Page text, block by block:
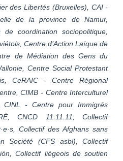
des Libertés (Bruxelles), CAI -
de la province de Namur,
coordination sociopolitique,
Centre d’Action Laïque de
de Médiation des Gens du
Centre Social Protestant
CeRAIC - Centre Régional
CIMB - Centre Interculturel
- Centre pour Immigrés
CNCD 11.11.11, Collectif
Collectif des Afghans sans
Société (CFS asbl), Collectif
Collectif liégeois de soutien